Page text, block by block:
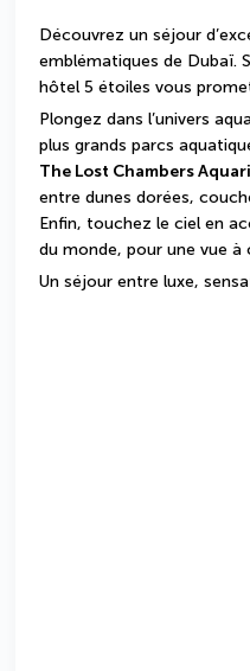
Découvrez un séjour
emblématiques de Dubaï.
hôtel 5 étoiles vous
Plongez dans l’univers
The Lost Chambers
entre dunes dorées,
Enfin, touchez le ciel en
du monde, pour une vue
Un séjour entre luxe,